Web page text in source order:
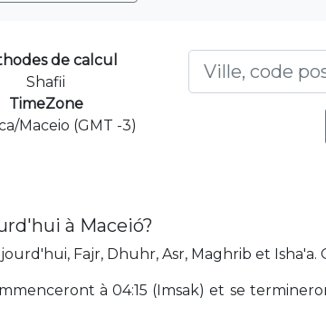
de calcul
Shafii
TimeZone
Maceio (GMT -3)
à Maceió?
Fajr, Dhuhr, Asr, Maghrib et
à 04:15 (Imsak) et se